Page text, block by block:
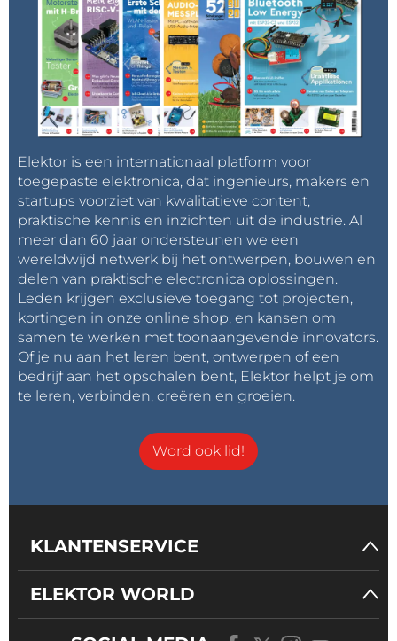
Elektor is een internationaal platform voor
toegepaste elektronica, dat ingenieurs, makers en
startups voorziet van kwalitatieve content,
praktische kennis en inzichten uit de industrie. Al
meer dan 60 jaar ondersteunen we een
wereldwijd netwerk bij het ontwerpen, bouwen en
delen van praktische electronica oplossingen.
Leden krijgen exclusieve toegang tot projecten,
kortingen in onze online shop, en kansen om
samen te werken met toonaangevende innovators.
Of je nu aan het leren bent, ontwerpen of een
bedrijf aan het opschalen bent, Elektor helpt je om
te leren, verbinden, creëren en groeien.
Word ook lid!
KLANTENSERVICE
ELEKTOR WORLD